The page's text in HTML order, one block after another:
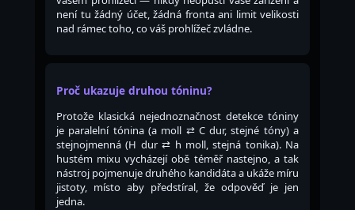
není tu žádný účet, žádná fronta ani limit velikosti
nad rámec toho, co váš prohlížeč zvládne.
Proč ukazuje druhou tóninu?
Protože klasická nejednoznačnost detekce tóniny
je paralelní tónina (a moll ⇄ C dur, stejné tóny) a
stejnojmenná (H dur ⇄ h moll, stejná tonika). Na
hustém mixu vycházejí obě téměř nastejno, a tak
nástroj pojmenuje druhého kandidáta a ukáže míru
jistoty, místo aby předstíral, že odpověď je jen
jedna.